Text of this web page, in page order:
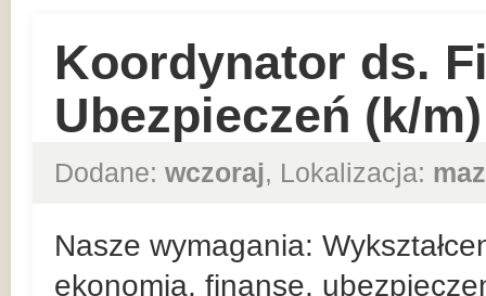
Koordynator ds.
Ubezpieczeń (k/m)
Dodane: wczoraj, Lokalizacja:
Nasze wymagania:
ekonomia, finanse,